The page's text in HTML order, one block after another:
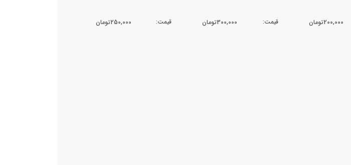
200,000تومان قیمت: 300,000تومان قیمت: 250,000تومان